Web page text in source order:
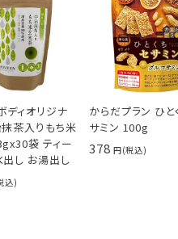
ディオリジナ
抹茶入りもち米
袋 ティー
出し お湯出し
からだプラン ひと
サミン 100g
378